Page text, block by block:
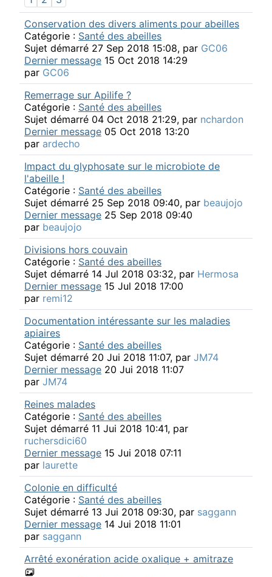
Conservation des divers aliments pour abeilles
Catégorie : Santé des abeilles
Sujet démarré 27 Sep 2018 15:08, par GC06
Dernier message 15 Oct 2018 14:29
par GC06
Remerrage sur Apilife ?
Catégorie : Santé des abeilles
Sujet démarré 04 Oct 2018 21:29, par nchardon
Dernier message 05 Oct 2018 13:20
par ardecho
Impact du glyphosate sur le microbiote de
l'abeille !
Catégorie : Santé des abeilles
Sujet démarré 25 Sep 2018 09:40, par beaujojo
Dernier message 25 Sep 2018 09:40
par beaujojo
Divisions hors couvain
Catégorie : Santé des abeilles
Sujet démarré 14 Jul 2018 03:32, par Hermosa
Dernier message 15 Jul 2018 17:00
par remi12
Documentation intéressante sur les maladies
apiaires
Catégorie : Santé des abeilles
Sujet démarré 20 Jui 2018 11:07, par JM74
Dernier message 20 Jui 2018 11:07
par JM74
Reines malades
Catégorie : Santé des abeilles
Sujet démarré 11 Jui 2018 10:41, par
ruchersdici60
Dernier message 15 Jui 2018 07:11
par laurette
Colonie en difficulté
Catégorie : Santé des abeilles
Sujet démarré 13 Jui 2018 09:30, par saggann
Dernier message 14 Jui 2018 11:01
par saggann
Arrêté exonération acide oxalique + amitraze